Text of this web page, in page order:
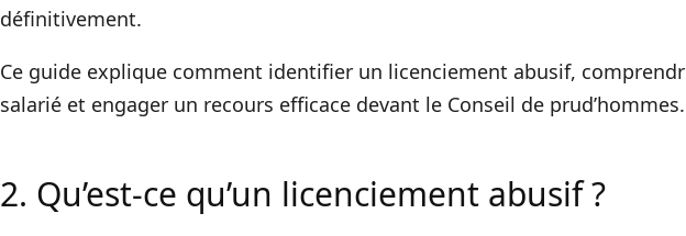
définitivement.
Ce guide explique comment identifier un licenciement abusif,
salarié et engager un recours efficace devant le Conseil de prud’hommes.
2. Qu’est-ce qu’un licenciement abusif ?